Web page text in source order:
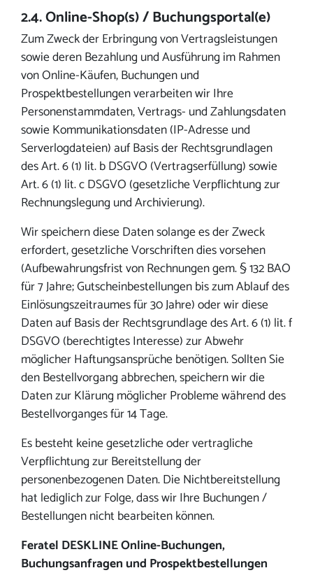
2.4. Online-Shop(s) / Buchungsportal(e)
Zum Zweck der Erbringung von Vertragsleistungen
sowie deren Bezahlung und Ausführung im Rahmen
von Online-Käufen, Buchungen und
Prospektbestellungen verarbeiten wir Ihre
Personenstammdaten, Vertrags- und Zahlungsdaten
sowie Kommunikationsdaten (IP-Adresse und
Serverlogdateien) auf Basis der Rechtsgrundlagen
des Art. 6 (1) lit. b DSGVO (Vertragserfüllung) sowie
Art. 6 (1) lit. c DSGVO (gesetzliche Verpflichtung zur
Rechnungslegung und Archivierung).
Wir speichern diese Daten solange es der Zweck
erfordert, gesetzliche Vorschriften dies vorsehen
(Aufbewahrungsfrist von Rechnungen gem. § 132 BAO
für 7 Jahre; Gutscheinbestellungen bis zum Ablauf des
Einlösungszeitraumes für 30 Jahre) oder wir diese
Daten auf Basis der Rechtsgrundlage des Art. 6 (1) lit. f
DSGVO (berechtigtes Interesse) zur Abwehr
möglicher Haftungsansprüche benötigen. Sollten Sie
den Bestellvorgang abbrechen, speichern wir die
Daten zur Klärung möglicher Probleme während des
Bestellvorganges für 14 Tage.
Es besteht keine gesetzliche oder vertragliche
Verpflichtung zur Bereitstellung der
personenbezogenen Daten. Die Nichtbereitstellung
hat lediglich zur Folge, dass wir Ihre Buchungen /
Bestellungen nicht bearbeiten können.
Feratel DESKLINE Online-Buchungen,
Buchungsanfragen und Prospektbestellungen